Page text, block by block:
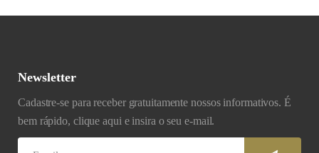
Newsletter
Cadastre-se para receber gratuitamente nossos informativos. É
bem rápido, clique aqui e insira o seu e-mail.